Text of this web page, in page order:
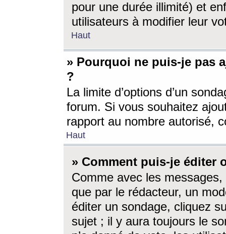
pour une durée illimité) et
utilisateurs à modifier leur
Haut
» Pourquoi ne puis-je pas
?
La limite d’options d’un
forum. Si vous souhaitez
rapport au nombre autorisé,
Haut
» Comment puis-je éditer
Comme avec les
que par le rédacteur, un
éditer un sondage, cliquez
sujet ; il y aura toujours le